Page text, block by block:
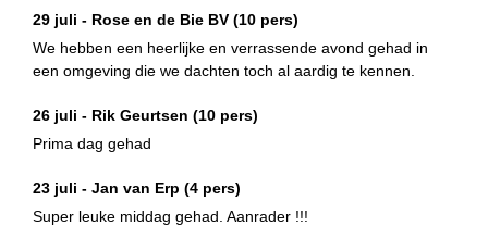
29 juli - Rose en de Bie BV (10 pers)
We hebben een heerlijke en verrassende avond gehad in
een omgeving die we dachten toch al aardig te kennen.
26 juli - Rik Geurtsen (10 pers)
Prima dag gehad
23 juli - Jan van Erp (4 pers)
Super leuke middag gehad. Aanrader !!!